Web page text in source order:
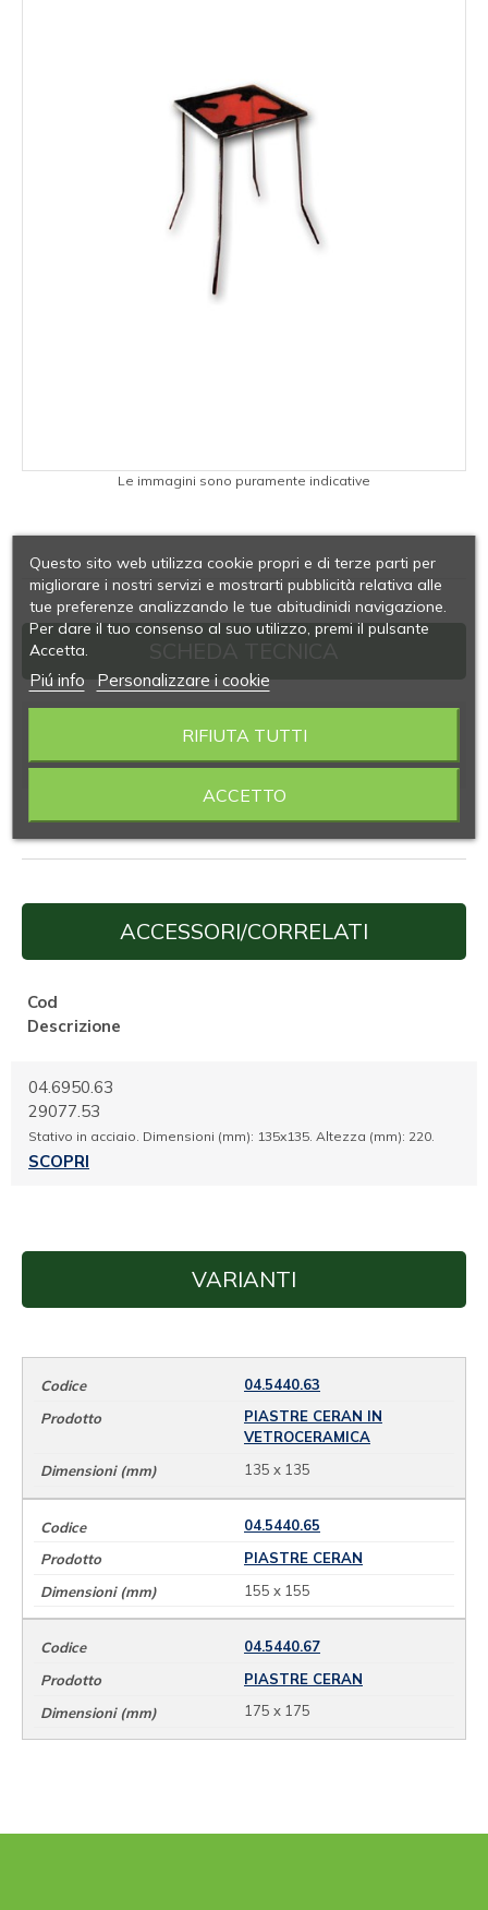
Le immagini sono puramente indicative
135 x 135
ACCESSORI/CORRELATI
Cod
Descrizione
04.6950.63
29077.53
Stativo in acciaio. Dimensioni (mm): 135x135. Altezza (mm): 220.
SCOPRI
VARIANTI
04.5440.63
PIASTRE CERAN IN
VETROCERAMICA
135 x 135
04.5440.65
PIASTRE CERAN
155 x 155
04.5440.67
PIASTRE CERAN
175 x 175
Questo sito web utilizza cookie propri e di terze parti per
migliorare i nostri servizi e mostrarti pubblicità relativa alle
tue preferenze analizzando le tue abitudinidi navigazione.
Per dare il tuo consenso al suo utilizzo, premi il pulsante
Accetta.
Piú info Personalizzare i cookie
RIFIUTA TUTTI
ACCETTO